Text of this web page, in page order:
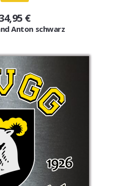
€
Anton schwarz